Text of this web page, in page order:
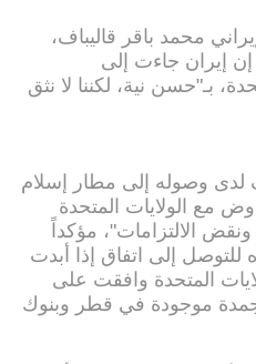
محمد باقر قاليباف،
إيران جاءت إلى
بـ"حسن نية، لكننا لا نثق
لدى وصوله إلى مطار إسلام
مع الولايات المتحدة
الالتزامات"، مؤكداً
للتوصل إلى اتفاق إذا أبدت
المتحدة وافقت على
موجودة في قطر وبنوك